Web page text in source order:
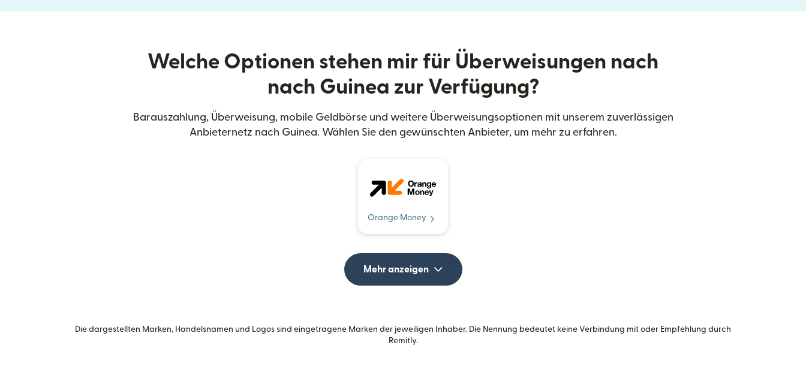
Welche Optionen stehen mir für Überweisungen nach
nach Guinea zur Verfügung?
Barauszahlung, Überweisung, mobile Geldbörse und weitere Überweisungsoptionen mit unserem zuverlässigen
Anbieternetz nach Guinea. Wählen Sie den gewünschten Anbieter, um mehr zu erfahren.
Orange Money
Mehr anzeigen
Die dargestellten Marken, Handelsnamen und Logos sind eingetragene Marken der jeweiligen Inhaber. Die Nennung bedeutet keine Verbindung mit oder Empfehlung durch
Remitly.